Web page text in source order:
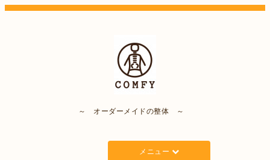
～ オーダーメイドの整体 ～
メニュー